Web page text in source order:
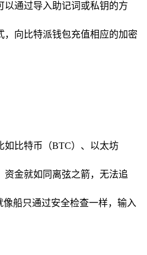
通过导入助记词或私钥的方
向比特派钱包充值相应的加密
如比特币（BTC）、以太坊
资金就如同离弦之箭，无法追
船只通过安全检查一样，输入